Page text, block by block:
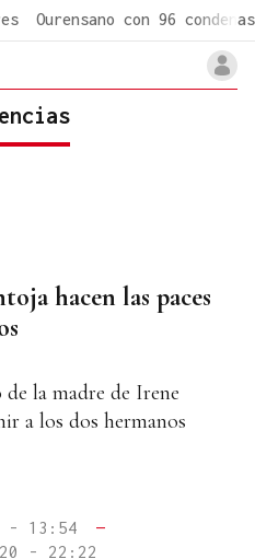
Ourensano con 96 condenas
hacen las paces
la madre de Irene
a los dos hermanos
- 13:54
—
- 22:22